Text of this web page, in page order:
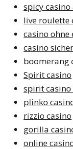
spicy
live roulette
casino
casino
boomerang
Spirit casino
spirit casino
plinko
rizzio casino
gorilla
online